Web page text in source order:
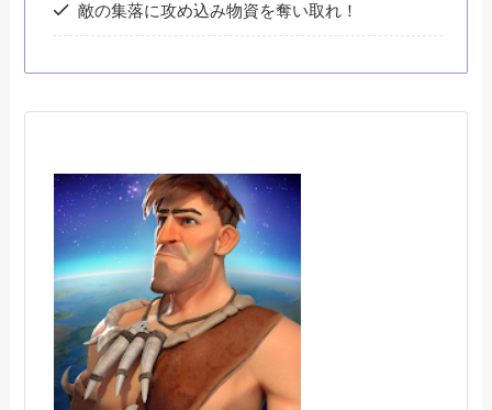
敵の集落に攻め込み物資を奪い取れ！